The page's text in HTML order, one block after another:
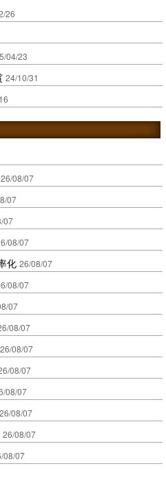
26
04/23
24/10/31
26/08/07
07
07
08/07
化 26/08/07
08/07
07
08/07
26/08/07
08/07
08/07
26/08/07
26/08/07
08/07